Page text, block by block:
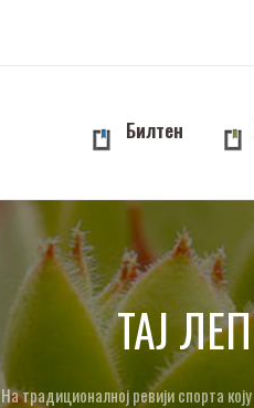
Билтен
ТАЈ
На традиционалној ревији спорта